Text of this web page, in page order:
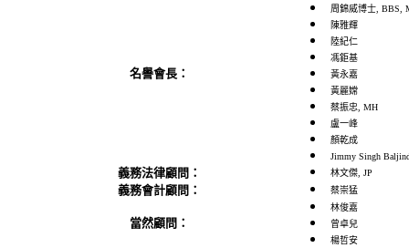
名譽會長：
周錦威博士, BBS,
陳雅輝
陸紀仁
馮鉅基
黃永嘉
黃麗嫦
蔡振忠, MH
盧一峰
顏乾成
Jimmy Singh
義務法律顧問： 林文傑, JP
義務會計顧問： 蔡崇猛
當然顧問：
林俊嘉
曾卓兒
楊哲安